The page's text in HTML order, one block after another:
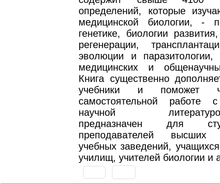
определений, которые
медицинской биологии, -
генетике, биологии
регенерации,
эволюции и
медицинских и
Книга существенно
учебники и поможет
самостоятельной работе
научной
предназначен для
преподавателей высших
учебных заведений,
училищ, учителей биологии и